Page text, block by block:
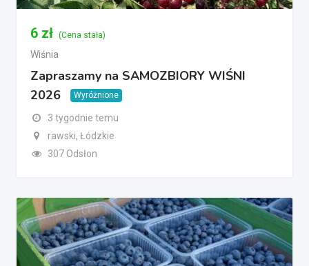
6 zł (Cena stała)
Wiśnia
Zapraszamy na SAMOZBIORY WIŚNI
2026
Wyróżnione
3 tygodnie temu
rawski, Łódzkie
307 Odsłon